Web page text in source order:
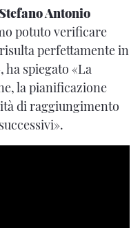
Stefano Antonio
potuto verificare
perfettamente in
spiegato «La
la pianificazione
di raggiungimento